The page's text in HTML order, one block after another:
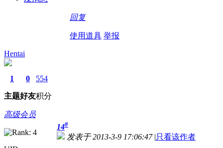
回复
使用道具 举报
Hentai
1
主题
0
好友
554
积分
高级会员
14#
发表于 2013-3-9 17:06:47 |只看该作者